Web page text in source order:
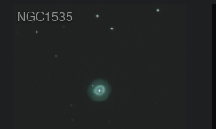
NGC1535